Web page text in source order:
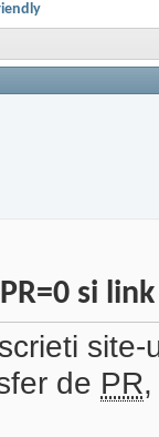
si
de PR